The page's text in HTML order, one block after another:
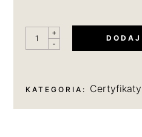
LICZBA,
KARNET
NA
-
+
KATEGORIA: Certyfikaty